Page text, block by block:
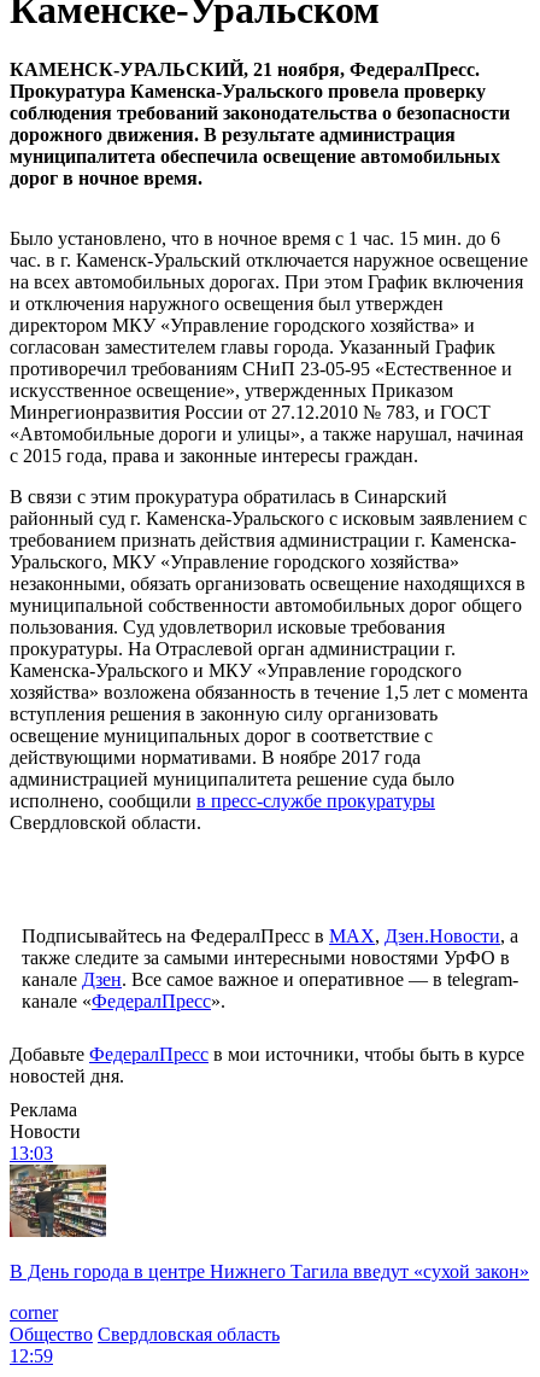
Каменске-Уральском
КАМЕНСК-УРАЛЬСКИЙ, 21 ноября, ФедералПресс.
Прокуратура Каменска-Уральского провела проверку
соблюдения требований законодательства о безопасности
дорожного движения. В результате администрация
муниципалитета обеспечила освещение автомобильных
дорог в ночное время.
Было установлено, что в ночное время с 1 час. 15 мин. до 6
час. в г. Каменск-Уральский отключается наружное освещение
на всех автомобильных дорогах. При этом График включения
и отключения наружного освещения был утвержден
директором МКУ «Управление городского хозяйства» и
согласован заместителем главы города. Указанный График
противоречил требованиям СНиП 23-05-95 «Естественное и
искусственное освещение», утвержденных Приказом
Минрегионразвития России от 27.12.2010 № 783, и ГОСТ
«Автомобильные дороги и улицы», а также нарушал, начиная
с 2015 года, права и законные интересы граждан.
В связи с этим прокуратура обратилась в Синарский
районный суд г. Каменска-Уральского с исковым заявлением с
требованием признать действия администрации г. Каменска-
Уральского, МКУ «Управление городского хозяйства»
незаконными, обязать организовать освещение находящихся в
муниципальной собственности автомобильных дорог общего
пользования. Суд удовлетворил исковые требования
прокуратуры. На Отраслевой орган администрации г.
Каменска-Уральского и МКУ «Управление городского
хозяйства» возложена обязанность в течение 1,5 лет с момента
вступления решения в законную силу организовать
освещение муниципальных дорог в соответствие с
действующими нормативами. В ноябре 2017 года
администрацией муниципалитета решение суда было
исполнено, сообщили в пресс-службе прокуратуры
Свердловской области.
Подписывайтесь на ФедералПресс в МАХ, Дзен.Новости, а
также следите за самыми интересными новостями УрФО в
канале Дзен. Все самое важное и оперативное — в telegram-
канале «ФедералПресс».
Добавьте ФедералПресс в мои источники, чтобы быть в курсе
новостей дня.
Реклама
Новости
13:03
В День города в центре Нижнего Тагила введут «сухой закон»
corner
Общество Свердловская область
12:59